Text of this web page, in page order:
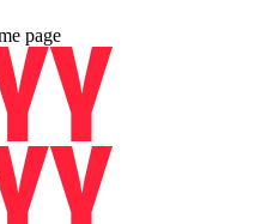
page